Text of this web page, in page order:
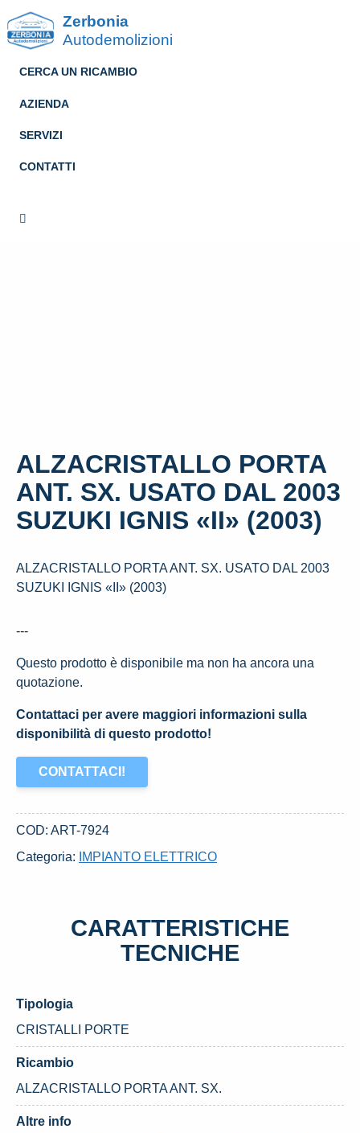
Zerbonia
Autodemolizioni
CERCA UN RICAMBIO
AZIENDA
SERVIZI
CONTATTI
ALZACRISTALLO PORTA
ANT. SX. USATO DAL 2003
SUZUKI IGNIS «II» (2003)
ALZACRISTALLO PORTA ANT. SX. USATO DAL 2003
SUZUKI IGNIS «II» (2003)
---
Questo prodotto è disponibile ma non ha ancora una
quotazione.
Contattaci per avere maggiori informazioni sulla
disponibilità di questo prodotto!
CONTATTACI!
COD: ART-7924
Categoria:
IMPIANTO ELETTRICO
CARATTERISTICHE
TECNICHE
Tipologia
CRISTALLI PORTE
Ricambio
ALZACRISTALLO PORTA ANT. SX.
Altre info